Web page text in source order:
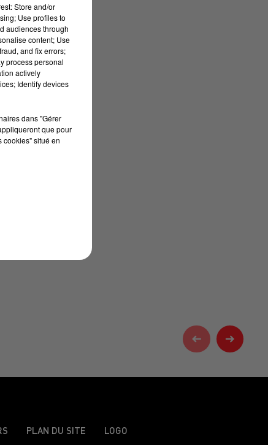
PLAN DU SITE LOGO
Store and/or
Use profiles to
audiences through
content; Use
and fix errors;
process personal
actively
Identify devices
dans "Gérer
que pour
cookies" situé en